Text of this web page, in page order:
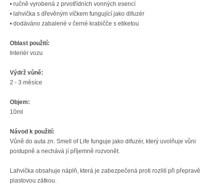
• ručně vyrobená z prvotřídních vonných esencí
• lahvička s dřevěným víčkem fungující jako difuzér
• dodáváno zabalené v černé krabičče s etiketou
Oblast použití:
Interiér vozu
Výdrž vůně:
2 - 3 měsíce
Objem:
10ml
Návod k použití:
Vůně do auta zn. Smell of Life funguje jako difuzér, který uvolňuje vůni
postupně a nechává jí příjemně rozvonět.
Lahvička obsahuje náplň, která je zabezpečená proti rozlití při přepravě
plastovou zátkou.